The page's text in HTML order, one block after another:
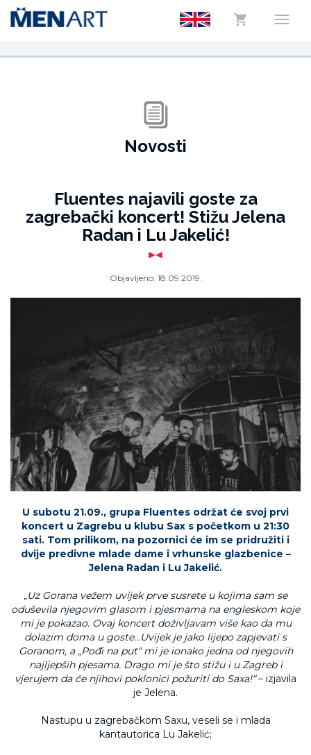
Novosti
Fluentes najavili goste za
zagrebački koncert! Stižu Jelena
Radan i Lu Jakelić!
Objavljeno: 18.09.2019.
U subotu 21.09., grupa Fluentes održat će svoj prvi
koncert u Zagrebu u klubu Sax s početkom u 21:30
sati. Tom prilikom, na pozornici će im se pridružiti i
dvije predivne mlade dame i vrhunske glazbenice –
Jelena Radan i Lu Jakelić.
„Uz Gorana vežem uvijek prve susrete u kojima sam se
oduševila njegovim glasom i pjesmama na engleskom koje
mi je pokazao. Ovaj koncert doživljavam više kao da mu
dolazim doma u goste...Uvijek je jako lijepo zapjevati s
Goranom, a „Pođi na put“ mi je ionako jedna od njegovih
najljepših pjesama. Drago mi je što stižu i u Zagreb i
vjerujem da će njihovi poklonici požuriti do Saxa!“– izjavila
je Jelena.
Nastupu u zagrebačkom Saxu, veseli se i mlada
kantautorica Lu Jakelić;